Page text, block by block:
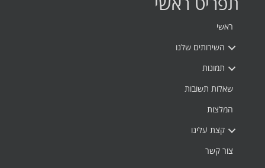
ראשי
השירותים שלנו
תמונות
שאלות תשובות
המלצות
קצת עלינו
צור קשר